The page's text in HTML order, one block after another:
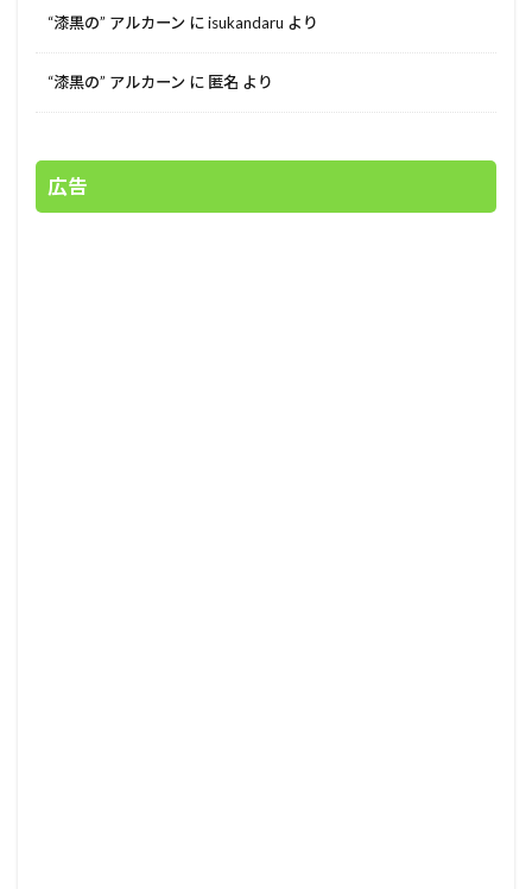
“漆黒の” アルカーン にisukandaru より
“漆黒の” アルカーン に 匿名 より
広告